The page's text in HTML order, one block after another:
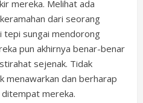
mereka. Melihat ada
dari seorang
tepi sungai mendorong
pun akhirnya benar-benar
sejenak. Tidak
menawarkan dan berharap
mereka.